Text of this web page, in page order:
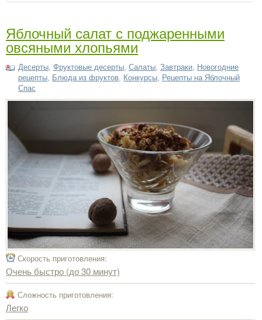
Яблочный салат с поджаренными
овсяными хлопьями
Десерты, Фруктовые десерты, Салаты, Завтраки, Новогодние
рецепты, Блюда из фруктов, Конкурсы, Рецепты на Яблочный
Спас
Скорость приготовления:
Очень быстро (до 30 минут)
Сложность приготовления:
Легко